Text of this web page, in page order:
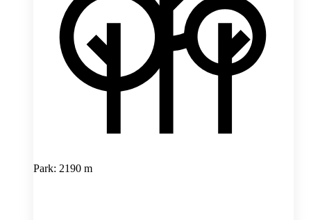
Park: 2190 m